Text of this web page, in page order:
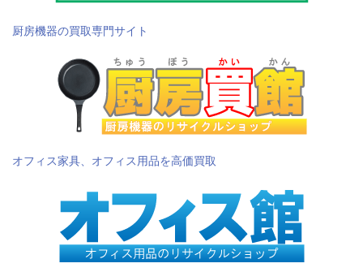
厨房機器の買取専門サイト
オフィス家具、オフィス用品を高価買取